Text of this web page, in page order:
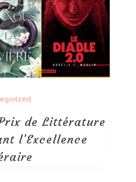
de Littérature
l’Excellence